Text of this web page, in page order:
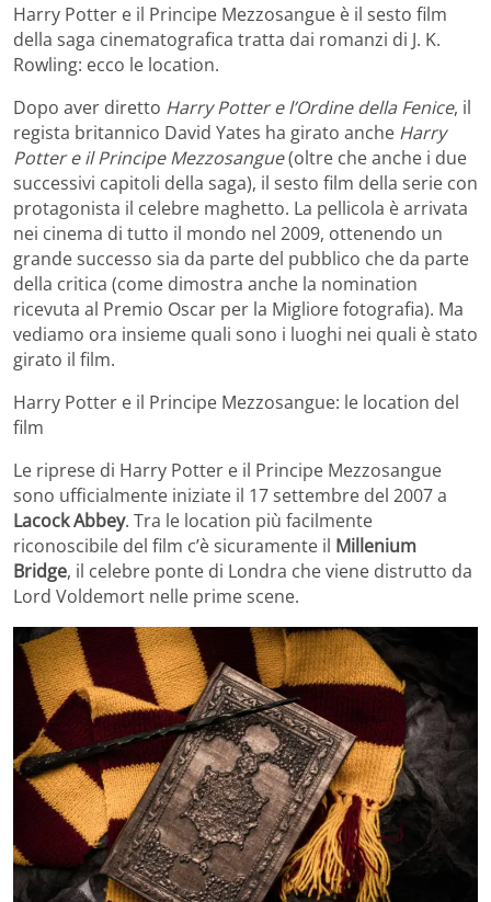
Harry Potter e il Principe Mezzosangue è il sesto film
della saga cinematografica tratta dai romanzi di J. K.
Rowling: ecco le location.
Dopo aver diretto Harry Potter e l’Ordine della Fenice, il
regista britannico David Yates ha girato anche Harry
Potter e il Principe Mezzosangue(oltre che anche i due
successivi capitoli della saga), il sesto film della serie con
protagonista il celebre maghetto. La pellicola è arrivata
nei cinema di tutto il mondo nel 2009, ottenendo un
grande successo sia da parte del pubblico che da parte
della critica (come dimostra anche la nomination
ricevuta al Premio Oscar per la Migliore fotografia). Ma
vediamo ora insieme quali sono i luoghi nei quali è stato
girato il film.
Harry Potter e il Principe Mezzosangue: le location del
film
Le riprese di Harry Potter e il Principe Mezzosangue
sono ufficialmente iniziate il 17 settembre del 2007 a
Lacock Abbey. Tra le location più facilmente
riconoscibile del film c’è sicuramente il Millenium
Bridge, il celebre ponte di Londra che viene distrutto da
Lord Voldemort nelle prime scene.